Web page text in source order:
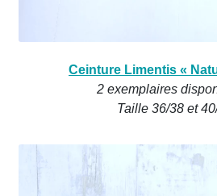
Ceinture Limentis «
2 exemplaires
Taille 36/38 et